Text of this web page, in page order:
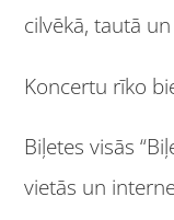
cilvēkā, tautā
Koncertu rīko
Biļetes visās
vietās un